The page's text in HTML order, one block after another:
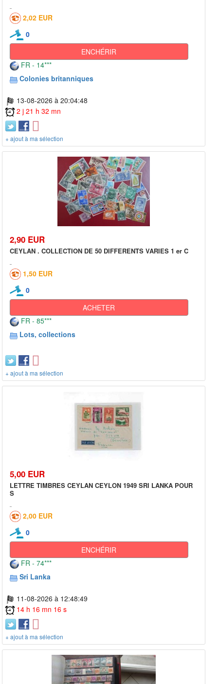
2,02 EUR
0
ENCHÉRIR
FR - 14***
Colonies britanniques
13-08-2026 à 20:04:48
2 j 21 h 32 mn
+ ajout à ma sélection
2,90 EUR
CEYLAN . COLLECTION DE 50 DIFFERENTS VARIES 1 er C
1,50 EUR
0
ACHETER
FR - 85***
Lots, collections
+ ajout à ma sélection
5,00 EUR
LETTRE TIMBRES CEYLAN CEYLON 1949 SRI LANKA POUR
S
2,00 EUR
0
ENCHÉRIR
FR - 74***
Sri Lanka
11-08-2026 à 12:48:49
14 h 16 mn 16 s
+ ajout à ma sélection